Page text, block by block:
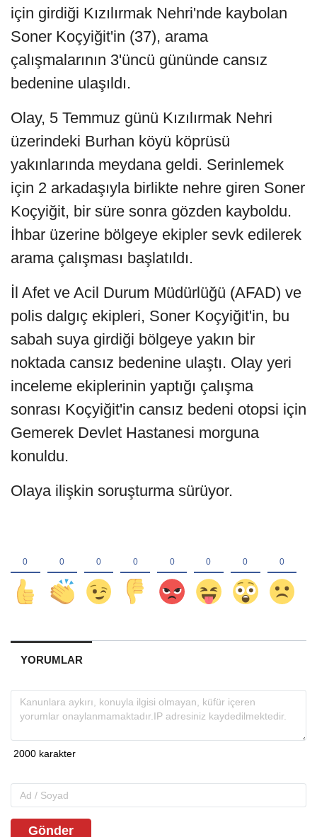
için girdiği Kızılırmak Nehri'nde kaybolan
Soner Koçyiğit'in (37), arama
çalışmalarının 3'üncü gününde cansız
bedenine ulaşıldı.
Olay, 5 Temmuz günü Kızılırmak Nehri
üzerindeki Burhan köyü köprüsü
yakınlarında meydana geldi. Serinlemek
için 2 arkadaşıyla birlikte nehre giren Soner
Koçyiğit, bir süre sonra gözden kayboldu.
İhbar üzerine bölgeye ekipler sevk edilerek
arama çalışması başlatıldı.
İl Afet ve Acil Durum Müdürlüğü (AFAD) ve
polis dalgıç ekipleri, Soner Koçyiğit'in, bu
sabah suya girdiği bölgeye yakın bir
noktada cansız bedenine ulaştı. Olay yeri
inceleme ekiplerinin yaptığı çalışma
sonrası Koçyiğit'in cansız bedeni otopsi için
Gemerek Devlet Hastanesi morguna
konuldu.
Olaya ilişkin soruşturma sürüyor.
YORUMLAR
Gönder